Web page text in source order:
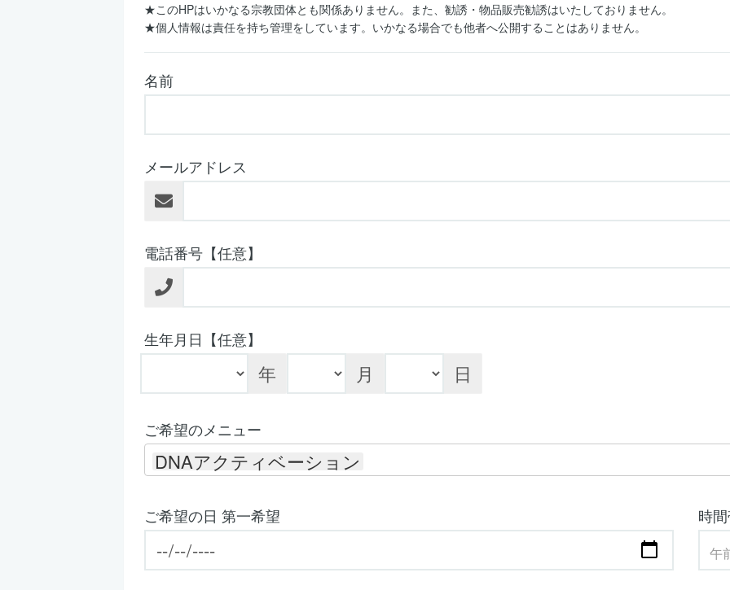
★このHPはいかなる宗教団体とも関係ありません。また、勧誘・物品販売勧誘はいたしておりません。
★個人情報は責任を持ち管理をしています。いかなる場合でも他者へ公開することはありません。
名前
メールアドレス
電話番号【任意】
生年月日【任意】
年 月 日
ご希望のメニュー
DNAアクティベーション
ご希望の日 第一希望 時